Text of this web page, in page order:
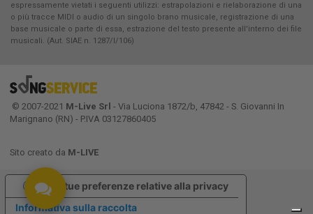
espressamente vietati i seguenti utilizzi: estrapolazioni e rielaborazione di una
o più tracce MIDI o audio di un singolo brano musicale, registrazione di una
base musicale o parte di essa, estrazione del testo presente all'interno dei file
musicali. (Aut. SIAE n. 1287/I/106)
© 2007-2021 M-Live Srl - Via Luciona 1872/b, 47842 - S. Giovanni In
Marignano (RN) - P.IVA 03127860405
Sito creato da M-LIVE
Informativa sulla raccolta
Le tue preferenze relative alla privacy